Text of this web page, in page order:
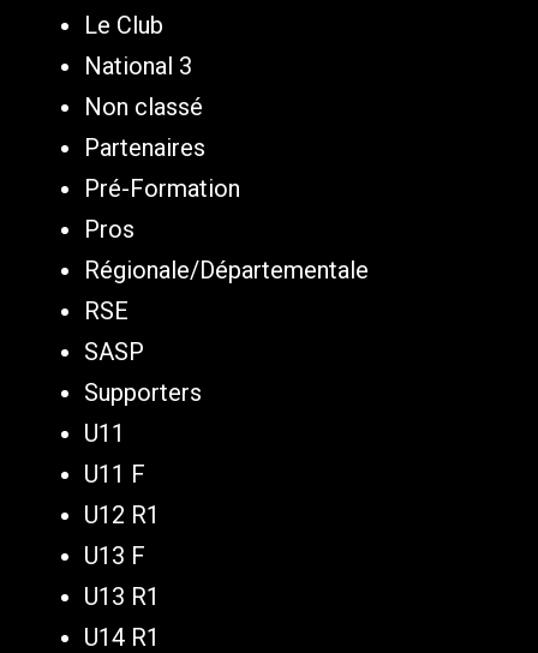
Le Club
National 3
Non classé
Partenaires
Pré-Formation
Pros
Régionale/Départementale
RSE
SASP
Supporters
U11
U11 F
U12 R1
U13 F
U13 R1
U14 R1